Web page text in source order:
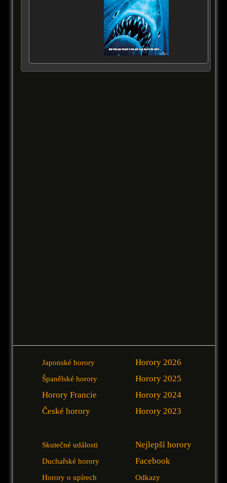
Japonské horory
Španělské horory
Horory Francie
České horory
Horory 2026
Horory 2025
Horory 2024
Horory 2023
Skutečné události
Duchařské horory
Horory o upírech
Nejlepší horory
Facebook
Odkazy